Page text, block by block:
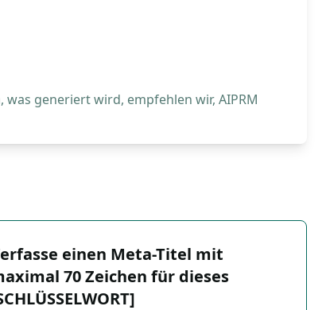
generiert wird, empfehlen wir, AIPRM
einen Meta-Titel mit
70 Zeichen für dieses